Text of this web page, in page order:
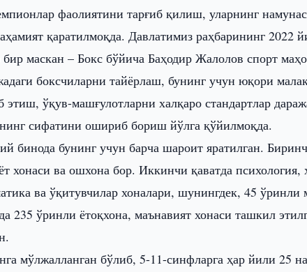
фаолиятини тарғиб қилиш, уларнинг
қаратилмоқда. Давлатимиз раҳбарининг 2022
маскан – Бокс бўйича Баҳодир Жалолов спорт
боксчиларни тайёрлаш, бунинг учун юқори
этиш, ўқув-машғулотларни халқаро стандартлар
сифатини ошириб бориш йўлга қўйилмоқда.
бинода бунинг учун барча шароит яратилган.
хонаси ва ошхона бор. Иккинчи қаватда
ва ўқитувчилар хоналари, шунингдек, 45
235 ўринли ётоқхона, маънавият хонаси ташкил
мўлжалланган бўлиб, 5-11-синфларга ҳар йили 25